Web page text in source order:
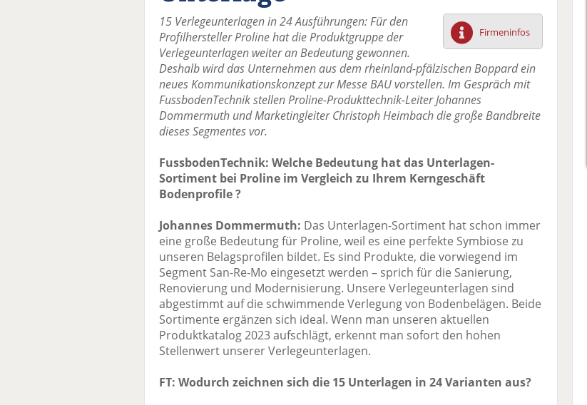
F
ac
e
o
o
k
te
n
tt
er
Li
n
di
n
te
il
E
m
l
v
er
se
n
ck
e
Firmeninfos
15 Verlegeunterlagen in 24 Ausführungen: Für den
Profilhersteller Proline hat die Produktgruppe der
Verlegeunterlagen weiter an Bedeutung gewonnen.
Deshalb wird das Unternehmen aus dem rheinland-pfälzischen Boppard ein
neues Kommunikationskonzept zur Messe BAU vorstellen. Im Gespräch mit
FussbodenTechnik stellen Proline-Produkttechnik-Leiter Johannes
Dommermuth und Marketingleiter Christoph Heimbach die große Bandbreite
dieses Segmentes vor.
FussbodenTechnik: Welche Bedeutung hat das Unterlagen-
Sortiment bei Proline im Vergleich zu Ihrem Kerngeschäft
Bodenprofile ?
Johannes Dommermuth: Das Unterlagen-Sortiment hat schon immer
eine große Bedeutung für Proline, weil es eine perfekte Symbiose zu
unseren Belagsprofilen bildet. Es sind Produkte, die vorwiegend im
Segment San-Re-Mo eingesetzt werden – sprich für die Sanierung,
Renovierung und Modernisierung. Unsere Verlegeunterlagen sind
abgestimmt auf die schwimmende Verlegung von Bodenbelägen. Beide
Sortimente ergänzen sich ideal. Wenn man unseren aktuellen
Produktkatalog 2023 aufschlägt, erkennt man sofort den hohen
Stellenwert unserer Verlegeunterlagen.
FT: Wodurch zeichnen sich die 15 Unterlagen in 24 Varianten aus?